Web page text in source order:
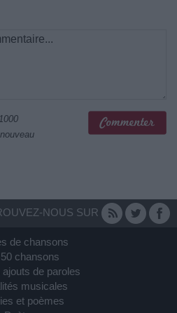
NOUS SUR
de chansons
chansons
de paroles
musicales
et poèmes